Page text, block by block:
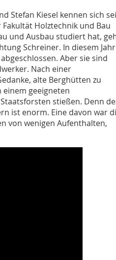
Stefan Kiesel kennen sich
Holztechnik und Bau
und Ausbau studiert hat,
Schreiner. In diesem Jahr
Aber sie sind
Nach einer
alte Berghütten zu
einem geeigneten
stießen. Denn
ist enorm. Eine davon war
von wenigen Aufenthalten,